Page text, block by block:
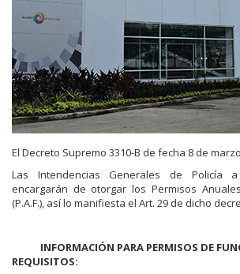
El Decreto Supremo 3310-B de fecha 8 de
Las Intendencias Generales de Policía
encargarán de otorgar los Permisos
(P.A.F.), así lo manifiesta el Art. 29 de dicho
INFORMACIÓN PARA PERMISOS DE
REQUISITOS: